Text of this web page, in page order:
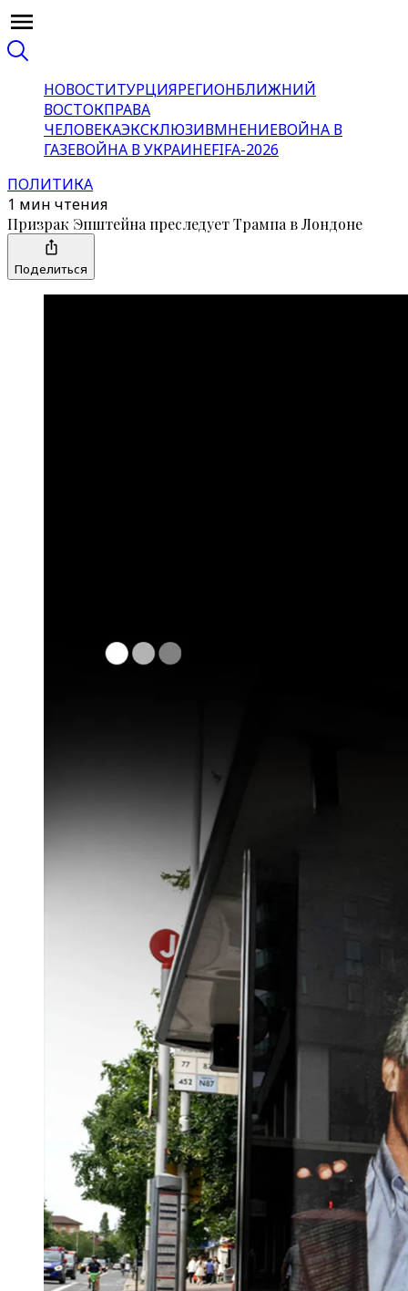
НОВОСТИТУРЦИЯРЕГИОНБЛИЖНИЙ
ВОСТОКПРАВА
ЧЕЛОВЕКАЭКСКЛЮЗИВМНЕНИЕВОЙНА В
ГАЗЕВОЙНА В УКРАИНЕFIFA-2026
ПОЛИТИКА
1 мин чтения
Призрак Эпштейна преследует Трампа в Лондоне
Поделиться